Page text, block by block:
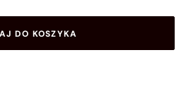
DO KOSZYKA